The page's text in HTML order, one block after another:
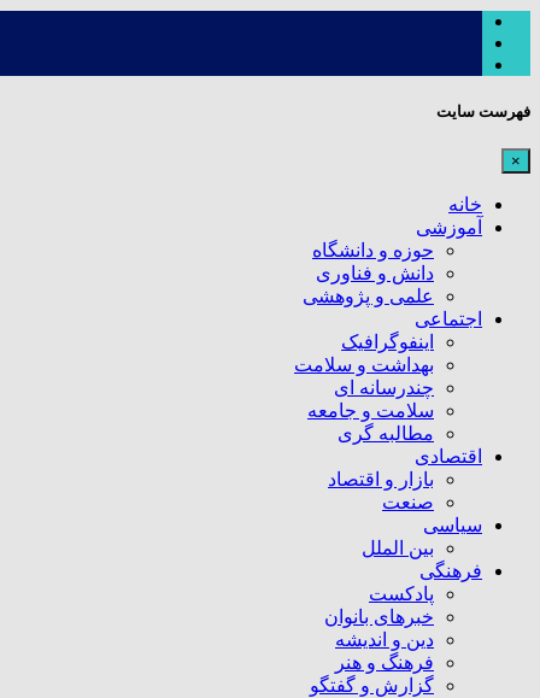
فهرست سایت
×
خانه
آموزشی
حوزه و دانشگاه
دانش و فناوری
علمی و پژوهشی
اجتماعی
اینفوگرافیک
بهداشت و سلامت
چندرسانه ای
سلامت و جامعه
مطالبه گری
اقتصادی
بازار و اقتصاد
صنعت
سیاسی
بین الملل
فرهنگی
پادکست
خبرهای بانوان
دین و اندیشه
فرهنگ و هنر
گزارش و گفتگو